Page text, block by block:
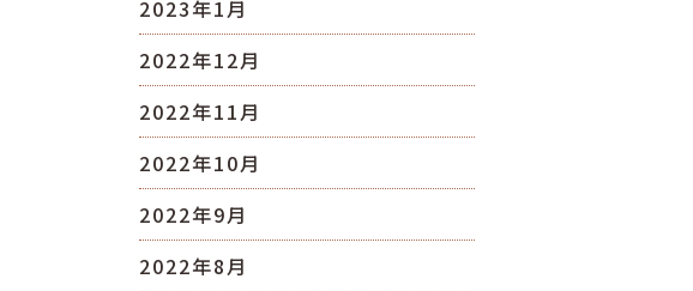
2023年1月
2022年12月
2022年11月
2022年10月
2022年9月
2022年8月